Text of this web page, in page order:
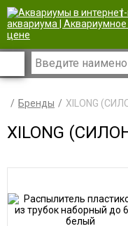
|
Бренды XILONG
XILONG